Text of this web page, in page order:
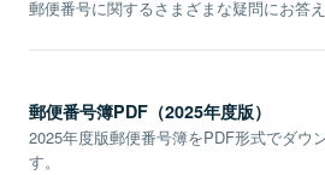
郵便番号に関するさまざまな疑問にお答え
郵便番号簿PDF（2025年度版）
2025年度版郵便番号簿をPDF形式でダウ
す。